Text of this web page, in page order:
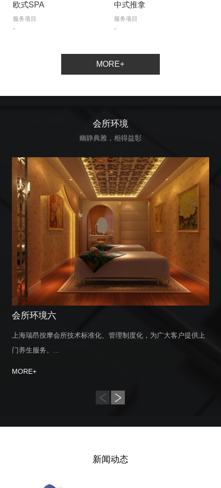
欧式SPA
服务项目
中式推拿
服务项目
MORE+
会所环境
幽静典雅，相得益彰
会所环境六
上海瑞昂按摩会所技术标准化、管理制度化，为广大客户提供上
门养生服务。...
MORE+
新闻动态